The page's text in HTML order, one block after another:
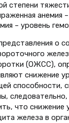
степени
анемия
– уровень
о
(ОЖСС),
снижение
способности,
что снижение
железа в